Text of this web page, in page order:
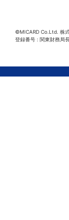
©MICARD Co.Ltd. 株
登録番号 : 関東財務